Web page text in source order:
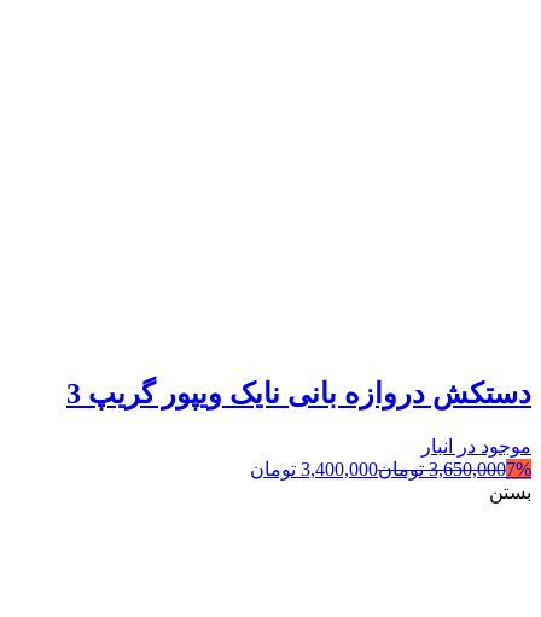
دستکش دروازه بانی نایک ویپور گریپ 3
موجود در انبار
7%
3,650,000 تومان3,400,000 تومان
بستن